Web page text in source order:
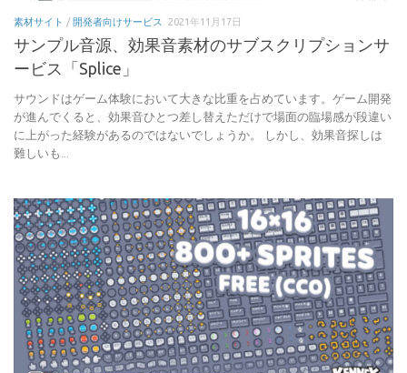
素材サイト /開発者向けサービス 2021年11月17日
サンプル音源、効果音素材のサブスクリプションサ
ービス「Splice」
サウンドはゲーム体験において大きな比重を占めています。ゲーム開発
が進んでくると、効果音ひとつ差し替えただけで場面の臨場感が段違い
に上がった経験があるのではないでしょうか。 しかし、効果音探しは
難しいも...